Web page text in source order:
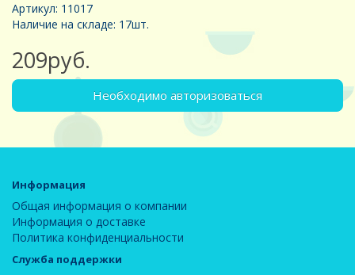
Артикул: 11017
Наличие на складе: 17шт.
209руб.
Необходимо авторизоваться
Информация
Общая информация о компании
Информация о доставке
Политика конфиденциальности
Служба поддержки